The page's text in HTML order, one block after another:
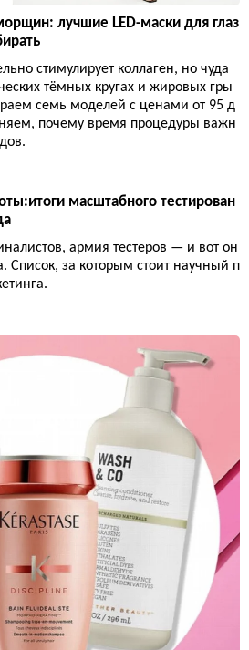
лучшие LED-маски для глаз
стимулирует коллаген, но чуда
тёмных кругах и жировых гры
семь моделей с ценами от 95 д
почему время процедуры важн
масштабного тестирован
армия тестеров — и вот он
Список, за которым стоит научный п